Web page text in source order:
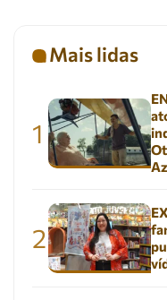
Mais lidas
1
2